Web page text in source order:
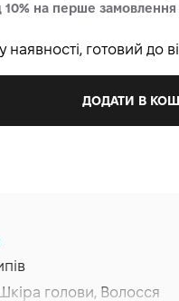
10% на перше замовлення
наявності, готовий до
ДОДАТИ В
голови, Волосся